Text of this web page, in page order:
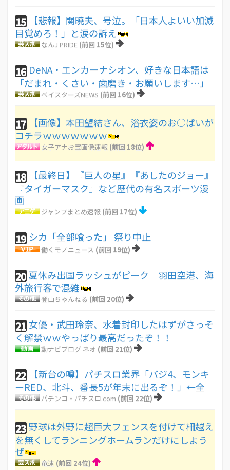
15
【悲報】関暁夫、号泣。「日本人よいい加減
目覚めろ！」と涙の訴え
なんJ PRIDE (前回 15位)
16 DeNA・エンカーナシオン、好きな日本語は
「だまれ・くさい・歯磨き・お願いします…」
ベイスターズNEWS (前回 16位)
17
【画像】本田望結さん、浴衣姿のお○ぱいが
コチラｗｗｗｗｗｗｗ
女子アナお宝画像速報 (前回 18位)
18
【最終日】『巨人の星』『あしたのジョー』
『タイガーマスク』など歴代の有名スポーツ漫
画
ジャンプまとめ速報 (前回 17位)
19 シカ「全部喰った」 祭り中止
働くモノニュース (前回 19位)
20夏休み出国ラッシュがピーク 羽田空港、海
外旅行客で混雑
登山ちゃんねる (前回 20位)
21 女優・武田玲奈、水着封印したはずがさっそ
く解禁ｗｗやっぱり最高だったぞ！！
動ナビブログ ネオ (前回 21位)
22
【新台の噂】パチスロ業界「バジ4、モンキ
ーRED、北斗、番長5が年末に出るぞ！」←全
パチンコ・パチスロ.com (前回 22位)
23野球は外野に超巨大フェンスを付けて柵越え
を無くしてランニングホームランだけにしよう
ぜ
竜速 (前回 24位)